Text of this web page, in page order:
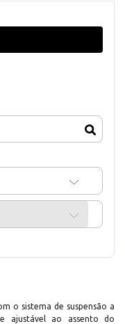
o sistema de suspensão a
ajustável ao assento do